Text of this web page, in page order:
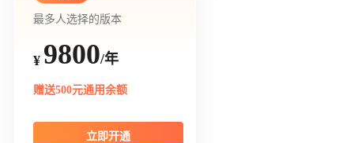
最多人选择的版本
¥ 9800/年
赠送500元通用余额
立即开通